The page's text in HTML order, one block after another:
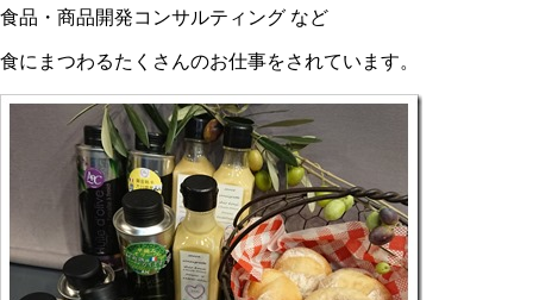
食品・商品開発コンサルティング など
食にまつわるたくさんのお仕事をされています。